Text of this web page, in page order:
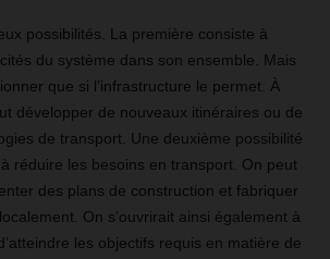
possibilités. La première consiste à
du système dans son ensemble. Mais
que si l’infrastructure le permet. À
développer de nouveaux itinéraires ou de
de transport. Une deuxième possibilité
réduire les besoins en transport. On peut
des plans de construction et fabriquer
On s’ouvrirait ainsi également à
les objectifs requis en matière de